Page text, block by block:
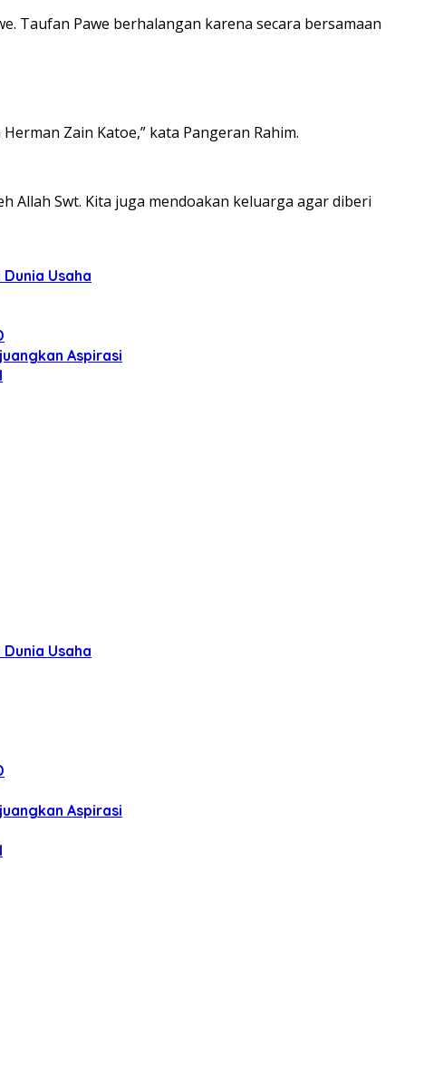
Taufan Pawe berhalangan karena secara bersamaan
Zain Katoe,” kata Pangeran Rahim.
Allah Swt. Kita juga mendoakan keluarga agar diberi
Usaha
Aspirasi
Usaha
Aspirasi